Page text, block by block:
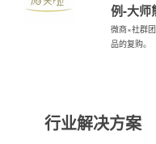
例-大师
微商×社群
品的复购。
行业解决方案